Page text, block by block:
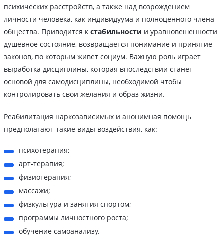
психических расстройств, а также над возрождением
личности человека, как индивидуума и полноценного члена
общества. Приводится к стабильности и уравновешенности
душевное состояние, возвращается понимание и принятие
законов, по которым живет социум. Важную роль играет
выработка дисциплины, которая впоследствии станет
основой для самодисциплины, необходимой чтобы
контролировать свои желания и образ жизни.
Реабилитация наркозависимых и анонимная помощь
предполагают такие виды воздействия, как:
психотерапия;
арт-терапия;
физиотерапия;
массажи;
физкультура и занятия спортом;
программы личностного роста;
обучение самоанализу.